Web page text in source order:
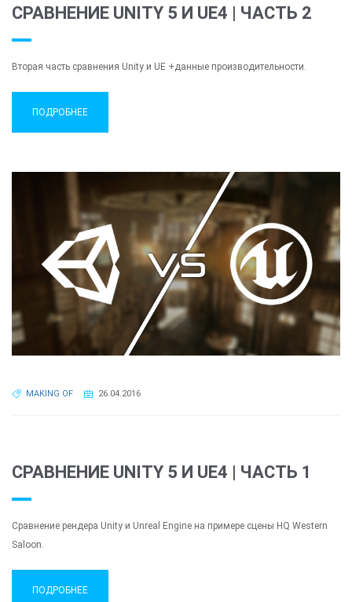
СРАВНЕНИЕ UNITY 5 И UE4 | ЧАСТЬ 2
Вторая часть сравнения Unity и UE +данные производительности.
ПОДРОБНЕЕ
MAKING OF 26.04.2016
СРАВНЕНИЕ UNITY 5 И UE4 | ЧАСТЬ 1
Сравнение рендера Unity и Unreal Engine на примере сцены HQ Western
Saloon.
ПОДРОБНЕЕ